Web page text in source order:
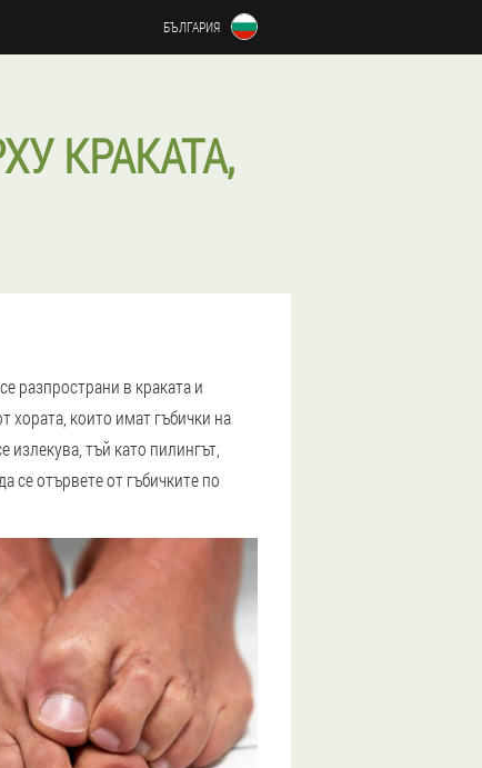
БЪЛГАРИЯ
КРАКАТА,
разпространи в краката и
хората, които имат гъбички на
излекува, тъй като пилингът,
се отървете от гъбичките по